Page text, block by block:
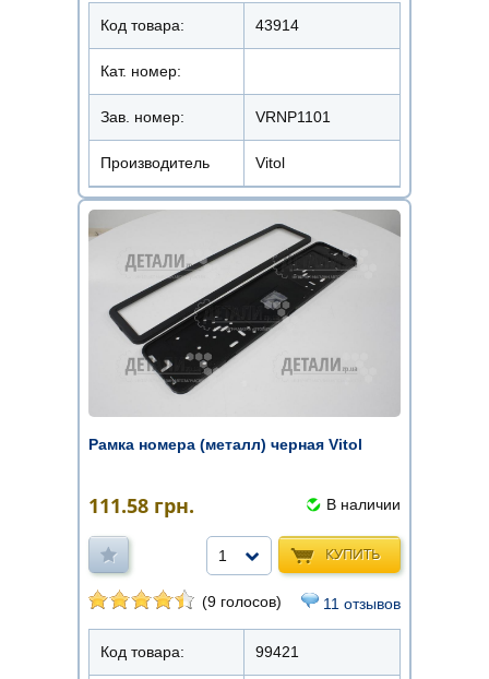
Код товара: 43914
Кат. номер:
Зав. номер: VRNP1101
Производитель Vitol
Рамка номера (металл) черная Vitol
111.58 грн. В наличии
КУПИТЬ
1
(9 голосов) 11 отзывов
Код товара: 99421